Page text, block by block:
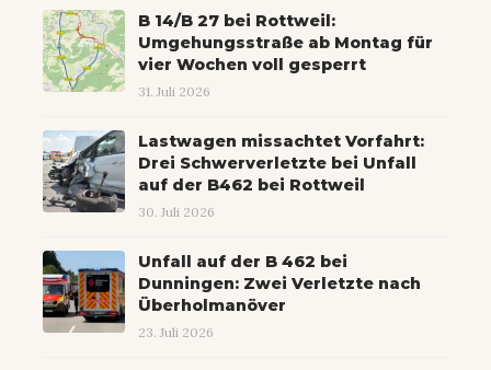
B 14/B 27 bei Rottweil:
Umgehungsstraße ab Montag für
vier Wochen voll gesperrt
31. Juli 2026
Lastwagen missachtet Vorfahrt:
Drei Schwerverletzte bei Unfall
auf der B462 bei Rottweil
30. Juli 2026
Unfall auf der B 462 bei
Dunningen: Zwei Verletzte nach
Überholmanöver
23. Juli 2026